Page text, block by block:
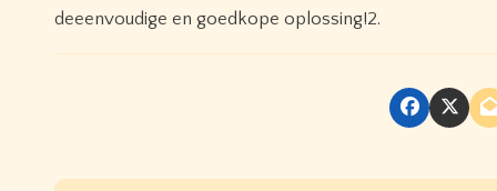
deeenvoudige en goedkope oplossing!2.